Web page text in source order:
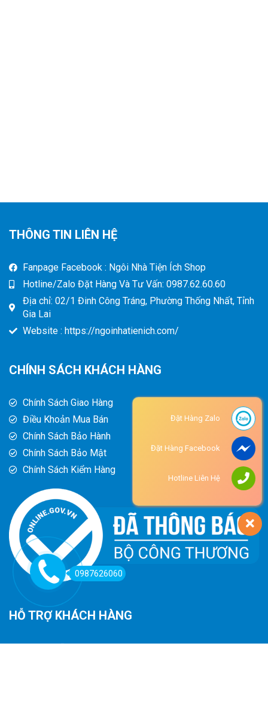
THÔNG TIN LIÊN HỆ
Fanpage Facebook : Ngôi Nhà Tiện Ích Shop
Hotline/Zalo Đặt Hàng Và Tư Vấn: 0987.62.60.60
Địa chỉ: 02/1 Đinh Công Tráng, Phường Thống Nhất, Tỉnh
Gia Lai
Website : https://ngoinhatienich.com/
CHÍNH SÁCH KHÁCH HÀNG
Chính Sách Giao Hàng
Điều Khoản Mua Bán
Chính Sách Bảo Hành
Chính Sách Bảo Mật
Chính Sách Kiểm Hàng
HỖ TRỢ KHÁCH HÀNG
0987626060
Đặt Hàng Zalo
Đặt Hàng Facebook
Hotline Liên Hệ